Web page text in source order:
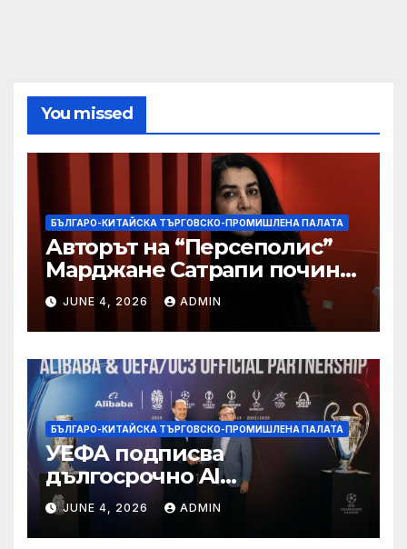
You missed
БЪЛГАРО-КИТАЙСКА ТЪРГОВСКО-ПРОМИШЛЕНА ПАЛАТА
Авторът на “Персеполис”
Марджане Сатрапи почина
“от тъга” на 56 години
JUNE 4, 2026 ADMIN
БЪЛГАРО-КИТАЙСКА ТЪРГОВСКО-ПРОМИШЛЕНА ПАЛАТА
УЕФА подписва
дългосрочно AI
партньорство с Alibaba
JUNE 4, 2026 ADMIN